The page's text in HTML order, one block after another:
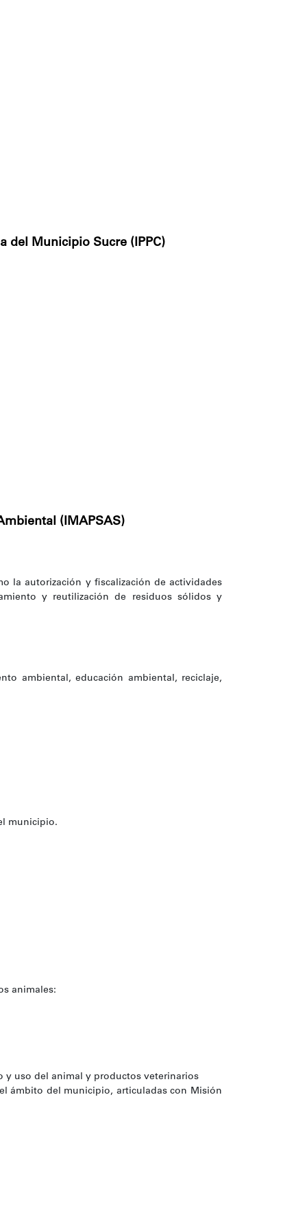
del Municipio Sucre (IPPC)
(IMAPSAS)
la autorización y fiscalización de actividades
y reutilización de residuos sólidos y
ambiental, educación ambiental, reciclaje,
municipio.
animales:
y uso del animal y productos veterinarios
ámbito del municipio, articuladas con Misión